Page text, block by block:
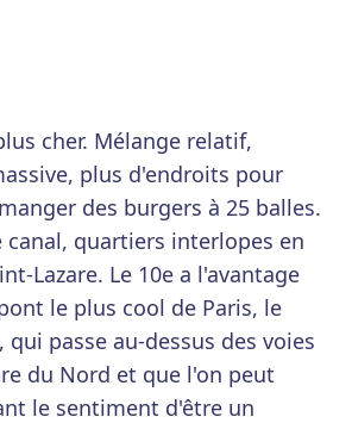
cher. Mélange relatif,
plus d'endroits pour
des burgers à 25 balles.
canal, quartiers interlopes en
Lazare. Le 10e a l'avantage
le plus cool de Paris, le
qui passe au-dessus des voies
du Nord et que l'on peut
le sentiment d'être un